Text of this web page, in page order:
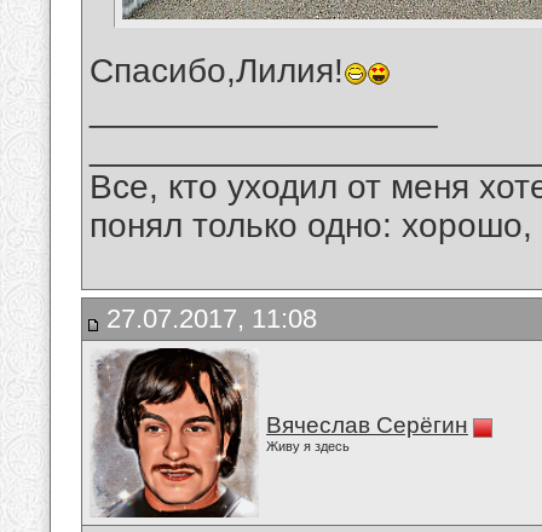
Спасибо,Лилия!
Все, кто уходил от меня
понял только одно:
27.07.2017, 11:08
Вячеслав Серёгин
Живу я здесь